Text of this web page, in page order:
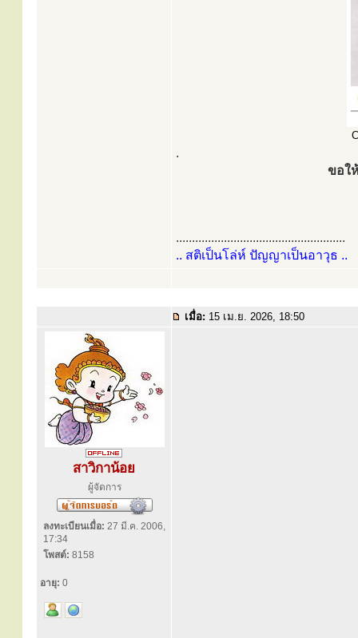
.
ขอใ
.....................................................
.. สติเป็นโล่ห์ ปัญญาเป็นอาวุธ ..
เมื่อ: 15 เม.ย. 2026, 18:50
สาวิกาน้อย
ผู้จัดการ
ลงทะเบียนเมื่อ: 27 มี.ค. 2006,
17:34
โพสต์: 8158
อายุ: 0